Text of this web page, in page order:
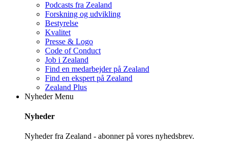
Podcasts fra Zealand
Forskning og udvikling
Bestyrelse
Kvalitet
Presse & Logo
Code of Conduct
Job i Zealand
Find en medarbejder på Zealand
Find en ekspert på Zealand
Zealand Plus
Nyheder Menu
Nyheder
Nyheder fra Zealand - abonner på vores nyhedsbrev.